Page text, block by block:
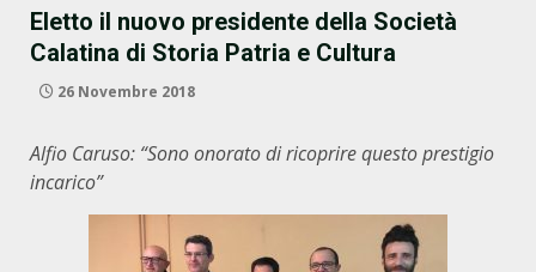
Eletto il nuovo presidente della Società
Calatina di Storia Patria e Cultura
26 Novembre 2018
Alfio Caruso: “Sono onorato di ricoprire questo prestigio
incarico”